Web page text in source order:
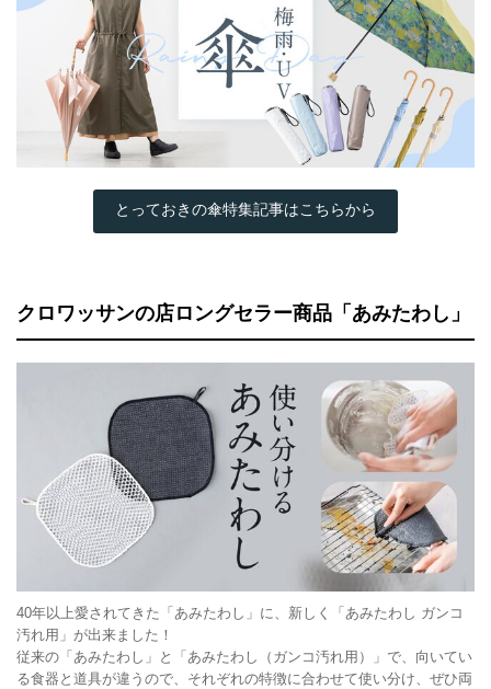
とっておきの傘特集記事はこちらから
クロワッサンの店ロングセラー商品「あみたわし」
40年以上愛されてきた「あみたわし」に、新しく「あみたわし ガンコ
汚れ用」が出来ました！
従来の「あみたわし」と「あみたわし（ガンコ汚れ用）」で、向いてい
る食器と道具が違うので、それぞれの特徴に合わせて使い分け、ぜひ両